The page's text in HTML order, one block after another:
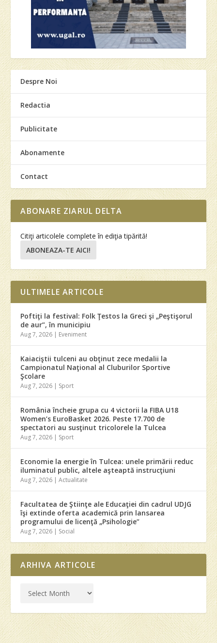
Despre Noi
Redactia
Publicitate
Abonamente
Contact
ABONARE ZIARUL DELTA
Citiţi articolele complete în ediţia tipărită!
ABONEAZA-TE AICI!
ULTIMELE ARTICOLE
Poftiţi la festival: Folk Ţestos la Greci şi „Peştişorul
de aur”, în municipiu
Aug 7, 2026 | Eveniment
Kaiaciştii tulceni au obţinut zece medalii la
Campionatul Naţional al Cluburilor Sportive
Şcolare
Aug 7, 2026 | Sport
România încheie grupa cu 4 victorii la FIBA U18
Women’s EuroBasket 2026. Peste 17.700 de
spectatori au susţinut tricolorele la Tulcea
Aug 7, 2026 | Sport
Economie la energie în Tulcea: unele primării reduc
iluminatul public, altele aşteaptă instrucţiuni
Aug 7, 2026 |Actualitate
Facultatea de Ştiinţe ale Educaţiei din cadrul UDJG
îşi extinde oferta academică prin lansarea
programului de licenţă „Psihologie”
Aug 7, 2026 | Social
ARHIVA ARTICOLE